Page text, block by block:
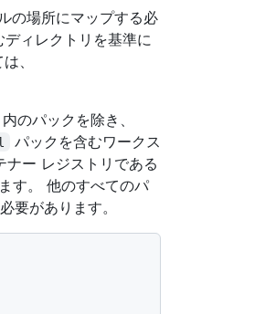
の場所にマップする必
ィレクトリを基準に
、
のパックを除き、
パックを含むワークス
ナー レジストリである
す。 他のすべてのパ
要があります。